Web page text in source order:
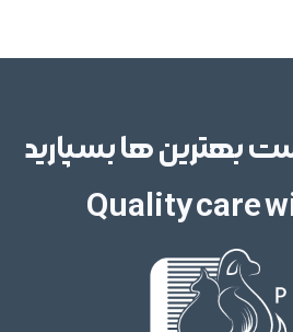
بهترین ها بسپارید
Quality care